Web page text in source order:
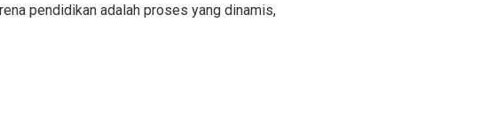
pendidikan adalah proses yang dinamis,